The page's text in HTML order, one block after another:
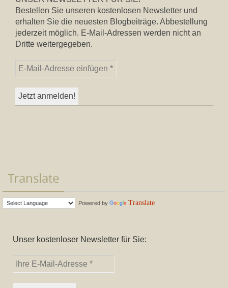
Bestellen Sie unseren kostenlosen Newsletter und
erhalten Sie die neuesten Blogbeiträge. Abbestellung
jederzeit möglich. E-Mail-Adressen werden nicht an
Dritte weitergegeben.
Translate
Powered by Translate
Unser kostenloser Newsletter für Sie: